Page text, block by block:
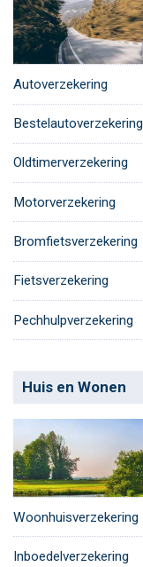
Autoverzekering
Bestelautoverzekering
Oldtimerverzekering
Motorverzekering
Bromfietsverzekering
Fietsverzekering
Pechhulpverzekering
Huis en Wonen
Woonhuisverzekering
Inboedelverzekering